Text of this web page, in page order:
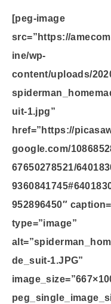
[peg-image
src=”https://
ine/wp-
content/uploads/
uit-1.jpg”
href=”https://
google.com/
67650278521/
952896450″
type=”image”
de_suit-1.JPG”